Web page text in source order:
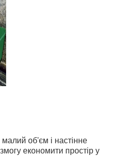
малий об'єм і настінне
економити простір у